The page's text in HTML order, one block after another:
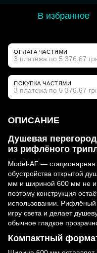
В избранное
ОПЛАТА ЧАСТЯМИ
3 платежа по 5 376.67
ПОКУПКА ЧАСТЯМИ
3 платежа по 5 376.67
ОПИСАНИЕ
Душевая
из рифлёного
Model-AF — стационарная
обустройства открытой
мм и шириной 600 мм не
поэтому конструкция
использовании. Рифлёный
игру света и делает
обычное гладкое
Компактный